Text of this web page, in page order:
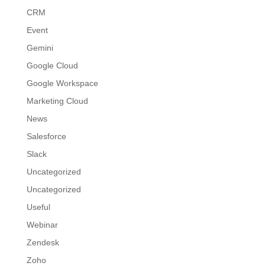
CRM
Event
Gemini
Google Cloud
Google Workspace
Marketing Cloud
News
Salesforce
Slack
Uncategorized
Uncategorized
Useful
Webinar
Zendesk
Zoho